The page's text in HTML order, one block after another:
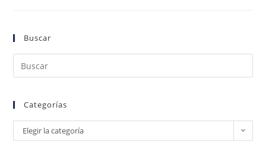
Buscar
Categorías
Elegir la categoría